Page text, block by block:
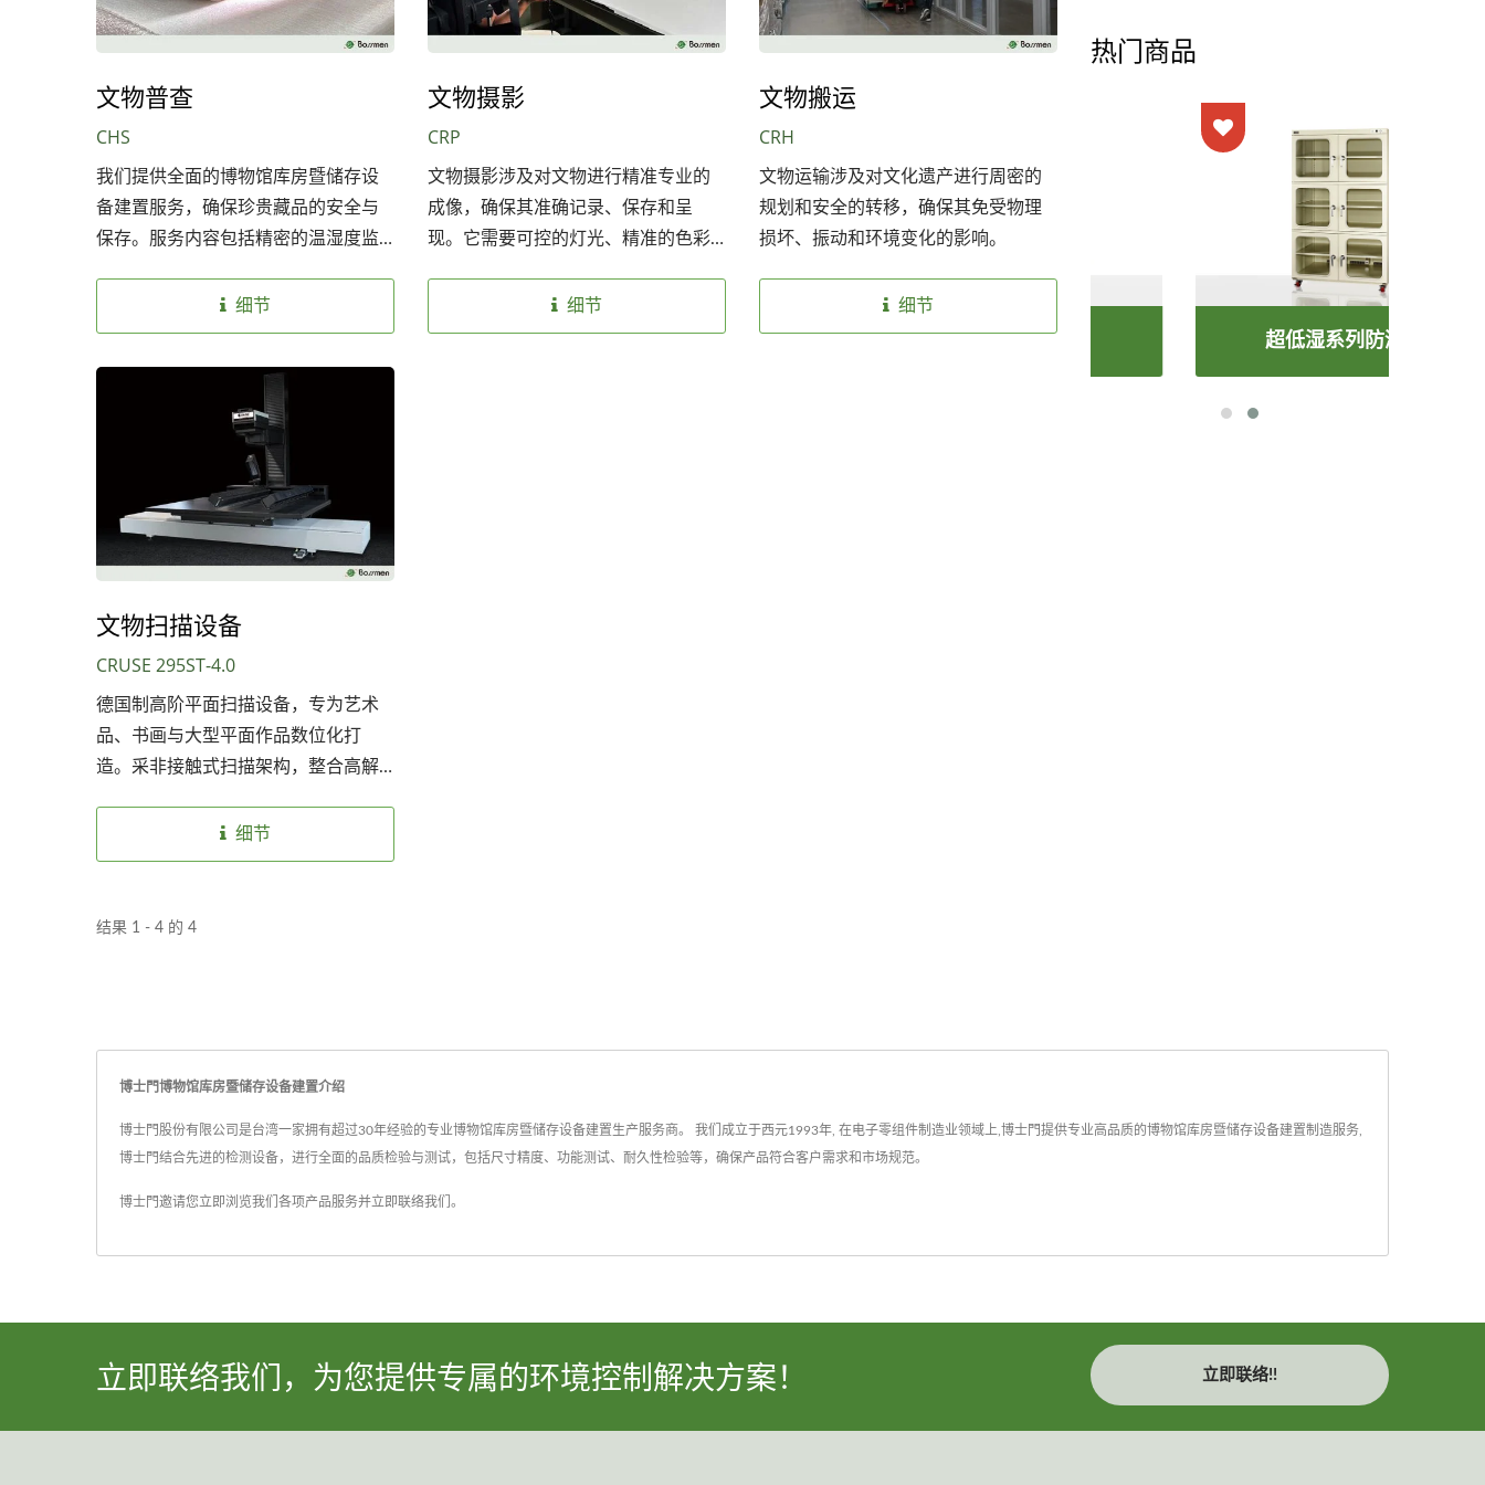
文物普查
CHS
我们提供全面的博物馆库房暨储存设
备建置服务，确保珍贵藏品的安全与
保存。服务内容包括精密的温湿度监
的消防系统和监视系统，还有专业的
光源设计，以避免对藏品的损害。此
确保物品流通高效便捷，让每一件藏
品都能得到最妥善的照​​护。
细节
文物摄影
CRP
文物摄影涉及对文物进行精准专业的
成像，确保其准确记录、保存和呈
现。它需要可控的灯光、精准的色彩
精细细节、纹理和真实色彩，且不会
造成损坏。
细节
文物搬运
CRH
文物运输涉及对文化遗产进行周密的
规划和安全的转移，确保其免受物理
损坏、振动和环境变化的影响。
细节
文物扫描设备
CRUSE 295ST-4.0
德国制高阶平面扫描设备，专为艺术
品、书画与大型平面作品数位化打
造。采非接触式扫描架构，整合高解
定向专业光源，可稳定呈现细节纹
理、色阶层次与真实材质。
细节
结果 1 - 4 的 4
热门商品
超低湿系列防潮箱
博士門博物馆库房暨储存设备建置介绍
博士門股份有限公司是台湾一家拥有超过30年经验的专业博物馆库房暨储存设备建置生产服务商。 我们成立于西元1993年, 在电子零组件制造业领域上,博士門提供专业高品质的博物馆库房暨储存设备建置制造服务,
博士門结合先进的检测设备，进行全面的品质检验与测试，包括尺寸精度、功能测试、耐久性检验等，确保产品符合客户需求和市场规范。
博士門邀请您立即浏览我们各项产品服务并 立即联络我们 。
立即联络我们，为您提供专属的环境控制解决方案！ 立即联络!!